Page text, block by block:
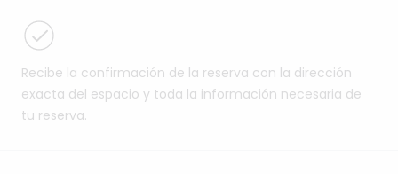
Recibe la confirmación de la reserva con la dirección
exacta del espacio y toda la información necesaria de
tu reserva.